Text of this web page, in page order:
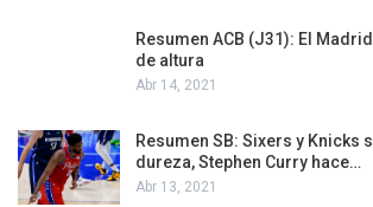
Resumen ACB (J31): El
de altura
Abr 14, 2021
Resumen SB: Sixers y Knicks
dureza, Stephen Curry hace…
Abr 13, 2021